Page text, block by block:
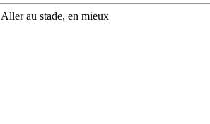
au stade, en mieux